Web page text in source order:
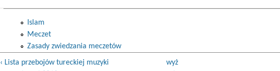
Islam
Meczet
Zasady zwiedzania meczetów
‹ Lista przebojów tureckiej muzyki
wyż